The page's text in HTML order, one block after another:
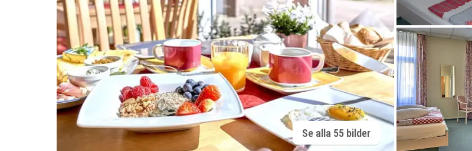
Se alla 55 bilder